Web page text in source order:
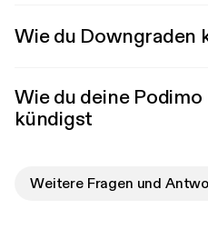
Wie du Downgraden
Wie du deine
kündigst
Weitere Fragen und